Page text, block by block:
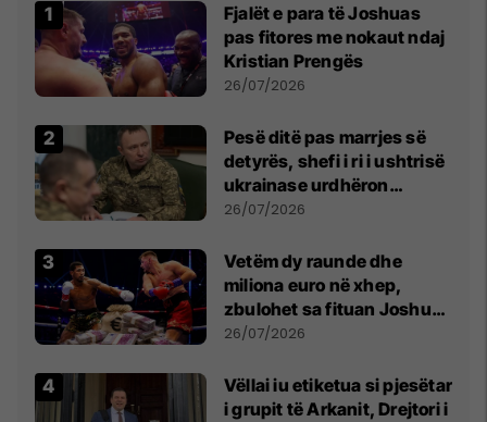
Fjalët e para të Joshuas
pas fitores me nokaut ndaj
Kristian Prengës
26/07/2026
Pesë ditë pas marrjes së
detyrës, shefi i ri i ushtrisë
ukrainase urdhëron
kontroll të madh
26/07/2026
Vetëm dy raunde dhe
miliona euro në xhep,
zbulohet sa fituan Joshua
e Prenga
26/07/2026
Vëllai iu etiketua si pjesëtar
i grupit të Arkanit, Drejtori i